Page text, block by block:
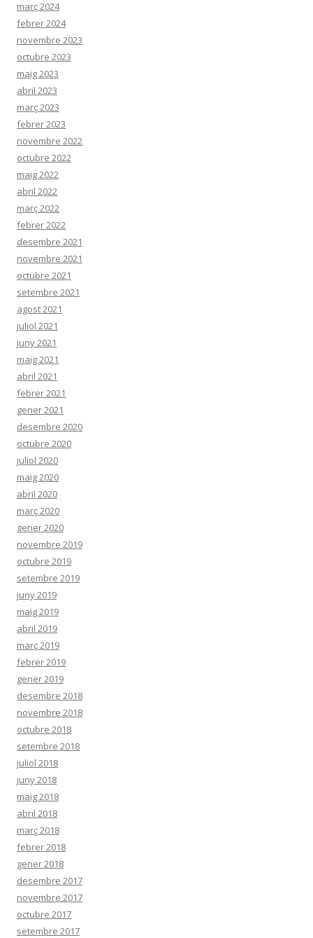
març 2024
febrer 2024
novembre 2023
octubre 2023
maig 2023
abril 2023
març 2023
febrer 2023
novembre 2022
octubre 2022
maig 2022
abril 2022
març 2022
febrer 2022
desembre 2021
novembre 2021
octubre 2021
setembre 2021
agost 2021
juliol 2021
juny 2021
maig 2021
abril 2021
febrer 2021
gener 2021
desembre 2020
octubre 2020
juliol 2020
maig 2020
abril 2020
març 2020
gener 2020
novembre 2019
octubre 2019
setembre 2019
juny 2019
maig 2019
abril 2019
març 2019
febrer 2019
gener 2019
desembre 2018
novembre 2018
octubre 2018
setembre 2018
juliol 2018
juny 2018
maig 2018
abril 2018
març 2018
febrer 2018
gener 2018
desembre 2017
novembre 2017
octubre 2017
setembre 2017